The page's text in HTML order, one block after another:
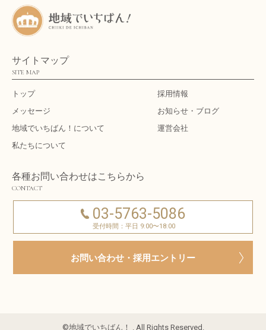
サイトマップ
SITE MAP
トップ
採用情報
メッセージ
お知らせ・ブログ
地域でいちばん！について
運営会社
私たちについて
各種お問い合わせはこちらから
CONTACT
03-5763-5086
受付時間：平日 9:00〜18:00
お問い合わせ・採用エントリー
©地域でいちばん！ . All Rights Reserved.